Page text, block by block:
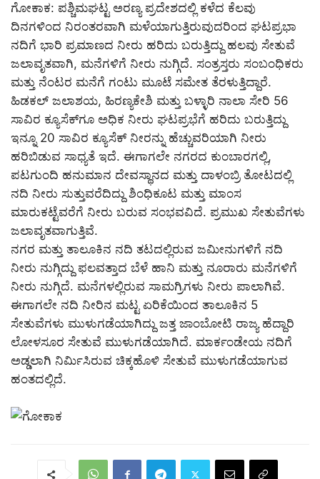
ಗೋಕಾಕ: ಪಶ್ಚಿಮಘಟ್ಟ ಅರಣ್ಯ ಪ್ರದೇಶದಲ್ಲಿ ಕಳೆದ ಕೆಲವು
ದಿನಗಳಿಂದ ನಿರಂತರವಾಗಿ ಮಳೆಯಾಗುತ್ತಿರುವುದರಿಂದ ಘಟಪ್ರಭಾ
ನದಿಗೆ ಭಾರಿ ಪ್ರಮಾಣದ ನೀರು ಹರಿದು ಬರುತ್ತಿದ್ದು ಹಲವು ಸೇತುವೆ
ಜಲಾವೃತವಾಗಿ, ಮನೆಗಳಿಗೆ ನೀರು ನುಗ್ಗಿದೆ. ಸಂತ್ರಸ್ತರು ಸಂಬಂಧಿಕರು
ಮತ್ತು ನೆಂಟರ ಮನೆಗೆ ಗಂಟು ಮೂಟೆ ಸಮೇತ ತೆರಳುತ್ತಿದ್ದಾರೆ.
ಹಿಡಕಲ್ ಜಲಾಶಯ, ಹಿರಣ್ಯಕೇಶಿ ಮತ್ತು ಬಳ್ಳಾರಿ ನಾಲಾ ಸೇರಿ 56
ಸಾವಿರ ಕ್ಯೂಸೆಕ್‌ಗೂ ಅಧಿಕ ನೀರು ಘಟಪ್ರಭೆಗೆ ಹರಿದು ಬರುತ್ತಿದ್ದು
ಇನ್ನೂ 20 ಸಾವಿರ ಕ್ಯೂಸೆಕ್ ನೀರನ್ನು ಹೆಚ್ಚುವರಿಯಾಗಿ ನೀರು
ಹರಿಬಿಡುವ ಸಾಧ್ಯತೆ ಇದೆ. ಈಗಾಗಲೇ ನಗರದ ಕುಂಬಾರಗಲ್ಲಿ,
ಪಟಗುಂದಿ ಹನುಮಾನ ದೇವಸ್ಥಾನದ ಮತ್ತು ದಾಳಂಬ್ರಿ ತೋಟದಲ್ಲಿ
ನದಿ ನೀರು ಸುತ್ತುವರೆದಿದ್ದು ಶಿಂಧಿಕೂಟ ಮತ್ತು ಮಾಂಸ
ಮಾರುಕಟ್ಟೆವರೆಗೆ ನೀರು ಬರುವ ಸಂಭವವಿದೆ. ಪ್ರಮುಖ ಸೇತುವೆಗಳು
ಜಲಾವೃತವಾಗುತ್ತಿವೆ.
ನಗರ ಮತ್ತು ತಾಲೂಕಿನ ನದಿ ತಟದಲ್ಲಿರುವ ಜಮೀನುಗಳಿಗೆ ನದಿ
ನೀರು ನುಗ್ಗಿದ್ದು ಫಲವತ್ತಾದ ಬೆಳೆ ಹಾನಿ ಮತ್ತು ನೂರಾರು ಮನೆಗಳಿಗೆ
ನೀರು ನುಗ್ಗಿದೆ. ಮನೆಗಳಲ್ಲಿರುವ ಸಾಮಗ್ರಿಗಳು ನೀರು ಪಾಲಾಗಿವೆ.
ಈಗಾಗಲೇ ನದಿ ನೀರಿನ ಮಟ್ಟ ಏರಿಕೆಯಿಂದ ತಾಲೂಕಿನ 5
ಸೇತುವೆಗಳು ಮುಳುಗಡೆಯಾಗಿದ್ದು ಜತ್ತ ಜಾಂಬೋಟಿ ರಾಜ್ಯ ಹೆದ್ದಾರಿ
ಲೋಳಸೂರ ಸೇತುವೆ ಮುಳುಗಡೆಯಾಗಿದೆ. ಮಾರ್ಕಂಡೇಯ ನದಿಗೆ
ಅಡ್ಡಲಾಗಿ ನಿರ್ಮಿಸಿರುವ ಚಿಕ್ಕಹೊಳಿ ಸೇತುವೆ ಮುಳುಗಡೆಯಾಗುವ
ಹಂತದಲ್ಲಿದೆ.